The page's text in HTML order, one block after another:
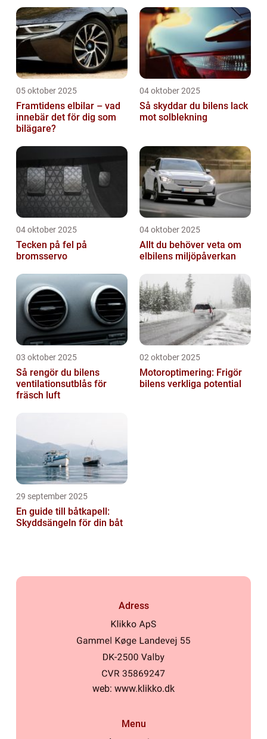
05 oktober 2025
Framtidens elbilar – vad
innebär det för dig som
bilägare?
04 oktober 2025
Så skyddar du bilens lack
mot solblekning
04 oktober 2025
Tecken på fel på
bromsservo
04 oktober 2025
Allt du behöver veta om
elbilens miljöpåverkan
03 oktober 2025
Så rengör du bilens
ventilationsutblås för
fräsch luft
02 oktober 2025
Motoroptimering: Frigör
bilens verkliga potential
29 september 2025
En guide till båtkapell:
Skyddsängeln för din båt
Adress
web: www.klikko.dk
Menu